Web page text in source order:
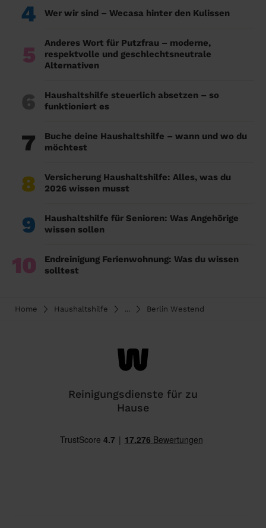
4 Wer wir sind – Wecasa hinter den Kulissen
5
Anderes Wort für Putzfrau – moderne,
respektvolle und geschlechtsneutrale
Alternativen
6
Haushaltshilfe steuerlich absetzen – so
funktioniert es
7
Buche deine Haushaltshilfe – wann und wo du
möchtest
8
Versicherung Haushaltshilfe: Alles, was du
2026 wissen musst
9
Haushaltshilfe für Senioren: Was Angehörige
wissen sollen
10
Endreinigung Ferienwohnung: Was du wissen
solltest
Home Haushaltshilfe ... Berlin Westend
Reinigungsdienste für zu
Hause